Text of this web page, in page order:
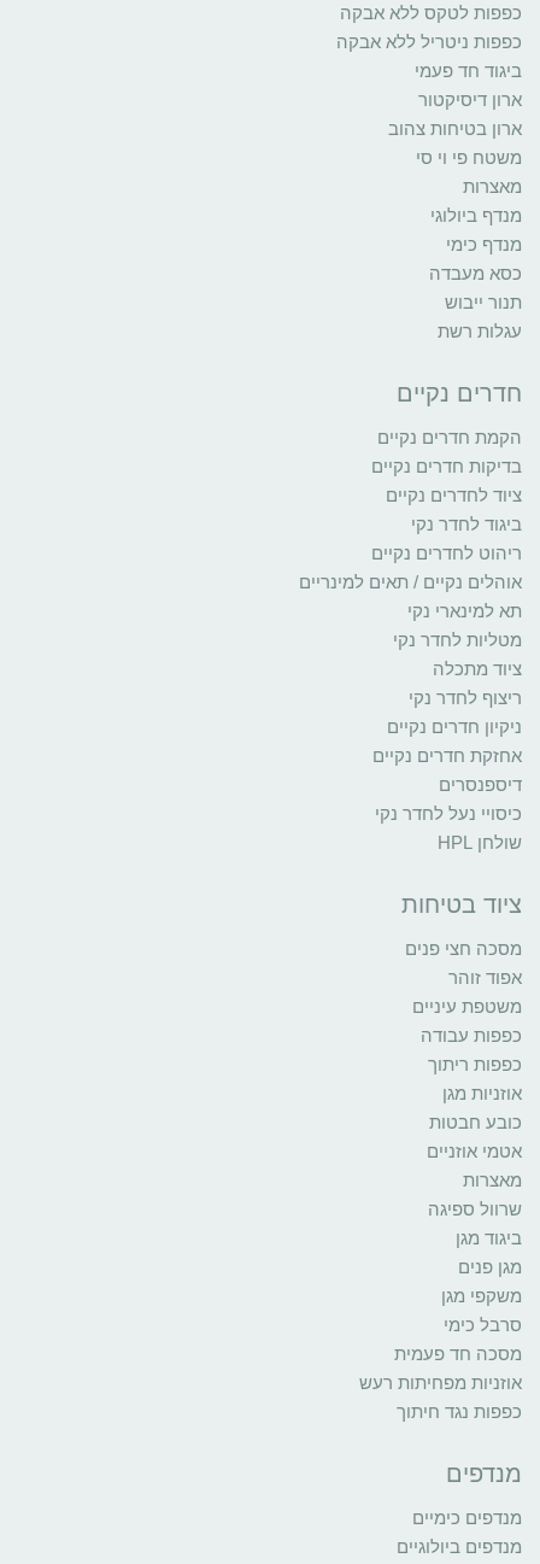
כפפות לטקס ללא אבקה
כפפות ניטריל ללא אבקה
ביגוד חד פעמי
ארון דיסיקטור
ארון בטיחות צהוב
משטח פי וי סי
מאצרות
מנדף ביולוגי
מנדף כימי
כסא מעבדה
תנור ייבוש
עגלות רשת
חדרים נקיים
הקמת חדרים נקיים
בדיקות חדרים נקיים
ציוד לחדרים נקיים
ביגוד לחדר נקי
ריהוט לחדרים נקיים
אוהלים נקיים / תאים למינריים
תא למינארי נקי
מטליות לחדר נקי
ציוד מתכלה
ריצוף לחדר נקי
ניקיון חדרים נקיים
אחזקת חדרים נקיים
דיספנסרים
כיסויי נעל לחדר נקי
שולחן HPL
ציוד בטיחות
מסכה חצי פנים
אפוד זוהר
משטפת עיניים
כפפות עבודה
כפפות ריתוך
אוזניות מגן
כובע חבטות
אטמי אוזניים
מאצרות
שרוול ספיגה
ביגוד מגן
מגן פנים
משקפי מגן
סרבל כימי
מסכה חד פעמית
אוזניות מפחיתות רעש
כפפות נגד חיתוך
מנדפים
מנדפים כימיים
מנדפים ביולוגיים